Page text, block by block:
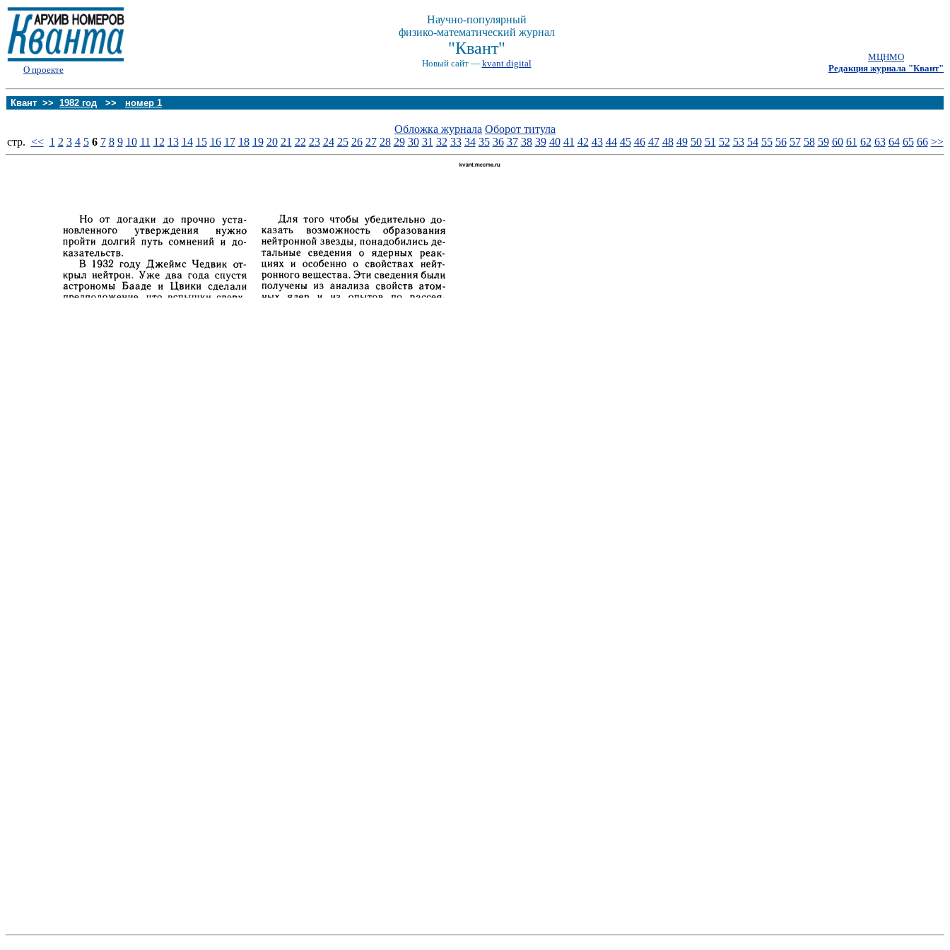
О проекте
Научно-популярный
физико-математический журнал
"Квант"
Новый сайт — kvant.digital
МЦНМО
Редакция журнала "Квант"
Квант >> 1982 год >> номер 1
Обложка журнала Оборот титула
стp. << 1 2 3 4 5 6 7 8 9 10 11 12 13 14 15 16 17 18 19 20 21 22 23 24 25 26 27 28 29 30 31 32 33 34 35 36 37 38 39 40 41 42 43 44 45 46 47 48 49 50 51 52 53 54 55 56 57 58 59 60 61 62 63 64 65 66 >>